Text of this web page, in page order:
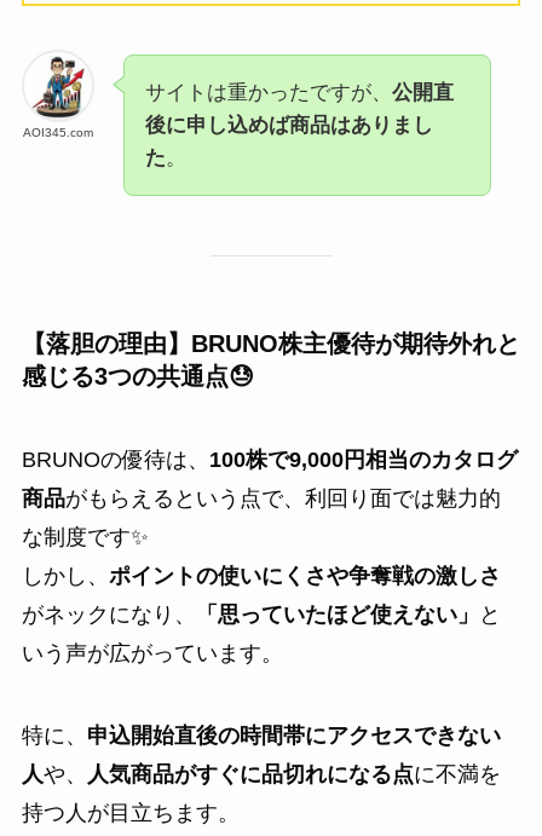
AOI345.com
サイトは重かったですが、 公開直
後に申し込めば商品はありまし
た。
【落胆の理由】BRUNO株主優待が期待外れと
感じる3つの共通点😓
BRUNOの優待は、 100株で9,000円相当のカタログ
商品がもらえるという点で、利回り面では魅力的
な制度です✨
しかし、 ポイントの使いにくさや争奪戦の激しさ
がネックになり、
「思っていたほど使えない」
と
いう声が広がっています。
特に、 申込開始直後の時間帯にアクセスできない
人や、 人気商品がすぐに品切れになる点に不満を
持つ人が目立ちます。